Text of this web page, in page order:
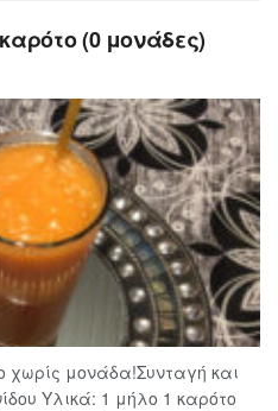
(0 μονάδες)
χωρίς μονάδα!Συνταγή και
Υλικά: 1 μήλο 1 καρότο